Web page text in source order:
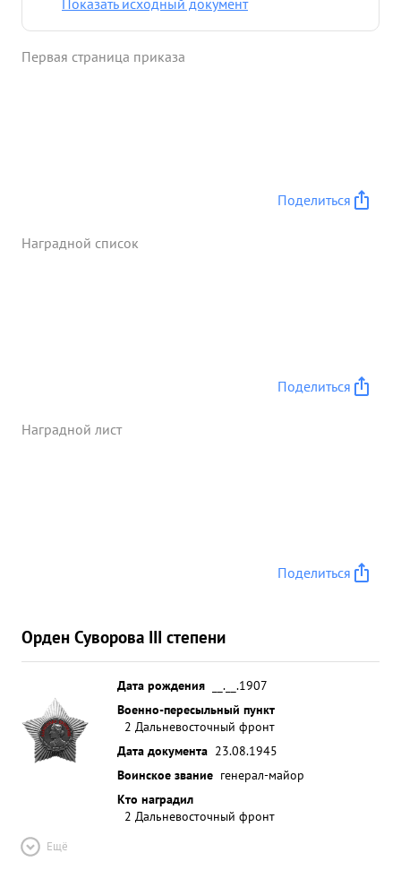
мужество за умелое руководство ча стям дивизии
Показать исходный документ
Первая страница приказа
Поделиться
Наградной список
Поделиться
Наградной лист
Поделиться
Орден Суворова III степени
Дата рождения
__.__.1907
Военно-пересыльный пункт
2 Дальневосточный фронт
Дата документа 23.08.1945
Воинское звание генерал-майор
Кто наградил
2 Дальневосточный фронт
Ещё